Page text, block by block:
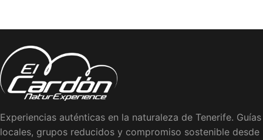
Experiencias auténticas en la naturaleza de Tenerife. Guías
locales, grupos reducidos y compromiso sostenible desde